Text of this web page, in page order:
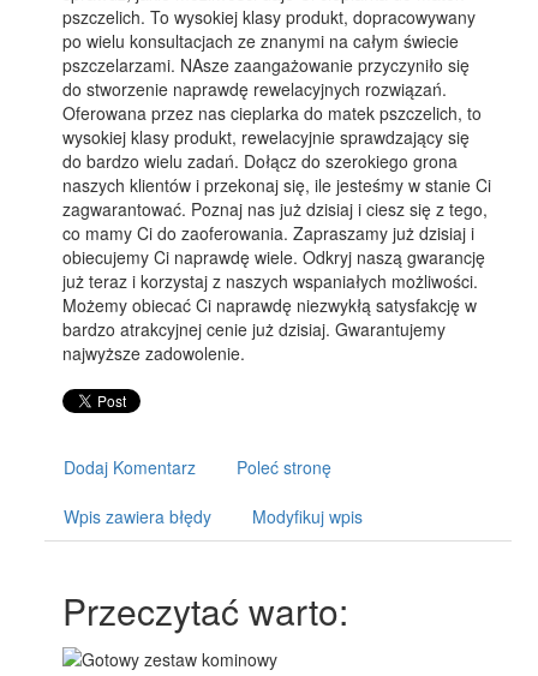
pszczelich. To wysokiej klasy produkt, dopracowywany
po wielu konsultacjach ze znanymi na całym świecie
pszczelarzami. NAsze zaangażowanie przyczyniło się
do stworzenie naprawdę rewelacyjnych rozwiązań.
Oferowana przez nas cieplarka do matek pszczelich, to
wysokiej klasy produkt, rewelacyjnie sprawdzający się
do bardzo wielu zadań. Dołącz do szerokiego grona
naszych klientów i przekonaj się, ile jesteśmy w stanie Ci
zagwarantować. Poznaj nas już dzisiaj i ciesz się z tego,
co mamy Ci do zaoferowania. Zapraszamy już dzisiaj i
obiecujemy Ci naprawdę wiele. Odkryj naszą gwarancję
już teraz i korzystaj z naszych wspaniałych możliwości.
Możemy obiecać Ci naprawdę niezwykłą satysfakcję w
bardzo atrakcyjnej cenie już dzisiaj. Gwarantujemy
najwyższe zadowolenie.
Dodaj Komentarz Poleć stronę
Wpis zawiera błędy Modyfikuj wpis
Przeczytać warto: